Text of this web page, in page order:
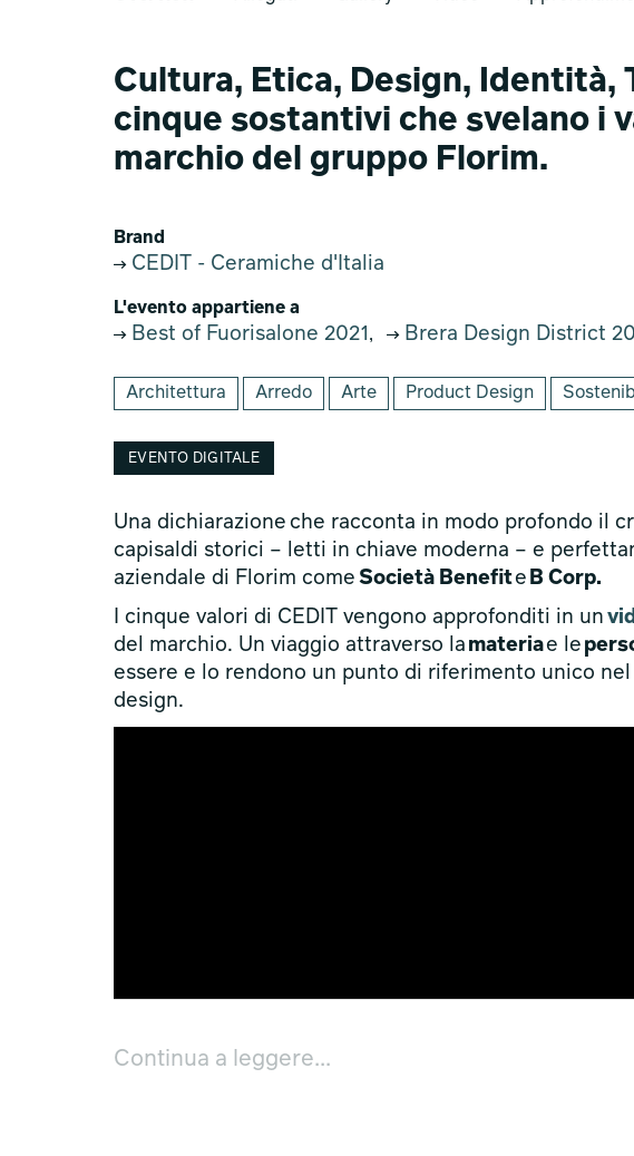
Cultura, Etica, Design, Identità,
cinque sostantivi che svelano i
marchio del gruppo Florim.
Brand
CEDIT - Ceramiche d'Italia
L'evento appartiene a
Best of Fuorisalone 2021 , Brera Design District
Architettura Arredo Arte Product Design
EVENTO DIGITALE
Una dichiarazione che racconta in modo profondo il
capisaldi storici – letti in chiave moderna – e
aziendale di Florim come Società Benefite B Corp.
I cinque valori di CEDIT vengono approfonditi in un
del marchio. Un viaggio attraverso la materiae le
essere e lo rendono un punto di riferimento unico nel
design.
Continua a leggere...